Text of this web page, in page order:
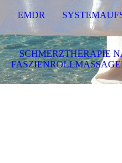
EMDR
SCHMERZTHERAPIE